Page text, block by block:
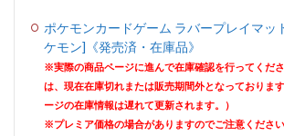
ポケモンカードゲーム ラバープレイマッ
ケモン]《発売済・在庫品》
※実際の商品ページに進んで在庫確認を行ってくだ
は、現在在庫切れまたは販売期間外となっておりま
ージの在庫情報は遅れて更新されます。）
※プレミア価格の場合がありますのでご注意くださ